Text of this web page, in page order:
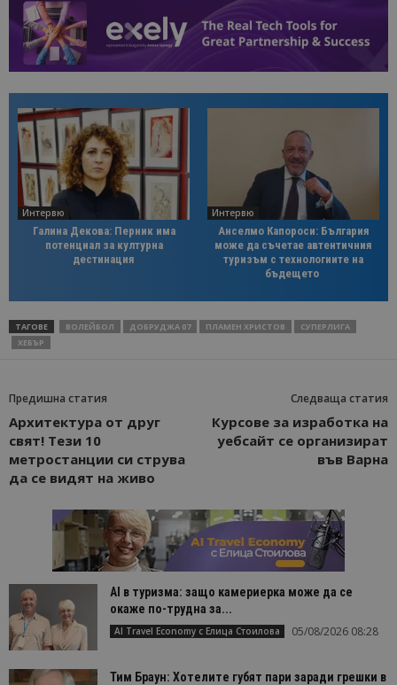
Интервю
Галина Декова: Перник има
потенциал за културна
дестинация
Интервю
Анселмо Капороси: България
може да съчетае автентичния
туризъм с технологиите на
бъдещето
ТАГОВЕ ВОЛЕЙБОЛ ДОБРУДЖА 07 ПЛАМЕН ХРИСТОВ
СУПЕРЛИГА
ХЕБЪР
Предишна статия
Архитектура от друг
свят! Тези 10
метростанции си струва
да се видят на живо
Следваща статия
Курсове за изработка на
уебсайт се организират
във Варна
AI в туризма: защо камериерка може да се
окаже по-трудна за...
AI Travel Economy с Елица Стоилова 05/08/2026 08:28
Тим Браун: Хотелите губят пари заради грешки в